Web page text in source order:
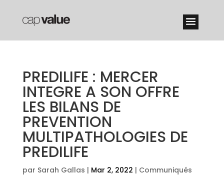
PREDILIFE : MERCER
INTEGRE A SON OFFRE
LES BILANS DE
PREVENTION
MULTIPATHOLOGIES DE
PREDILIFE
par Sarah Gallas | Mar 2, 2022 | Communiqués